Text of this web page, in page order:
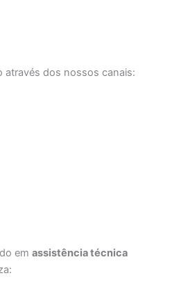
através dos nossos canais:
emassistência técnica